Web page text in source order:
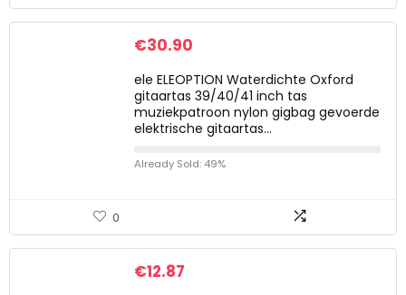
€30.90
ele ELEOPTION Waterdichte Oxford
gitaartas 39/40/41 inch tas
muziekpatroon nylon gigbag gevoerde
elektrische gitaartas…
Already Sold: 49%
0
€12.87